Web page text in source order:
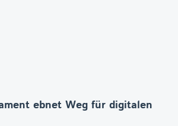
ebnet Weg für digitalen